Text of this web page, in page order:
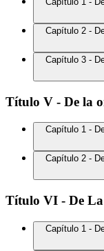
Capítulo 2 -
Capítulo 3 -
Título V - De la
Capítulo 1 -
Capítulo 2 -
Título VI - De
Capítulo 1 -